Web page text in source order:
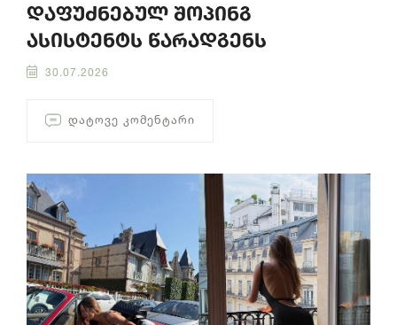
დაფუძნებულ შოპინგ
ასისტენტს წარადგენს
30.07.2026
ᲓᲐᲢᲝᲕᲔ ᲙᲝᲛᲔᲜᲢᲐᲠᲘ